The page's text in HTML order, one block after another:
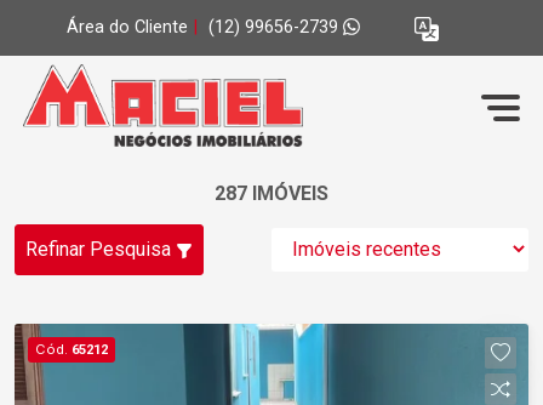
Área do Cliente (12) 99656-2739
287 IMÓVEIS
Refinar Pesquisa
Cód. 65212